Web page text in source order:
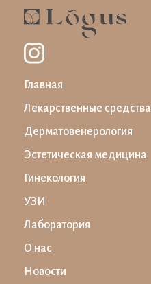
Главная
Лекарственные средства
Дерматовенерология
Эстетическая медицина
Гинекология
УЗИ
Лаборатория
О нас
Новости